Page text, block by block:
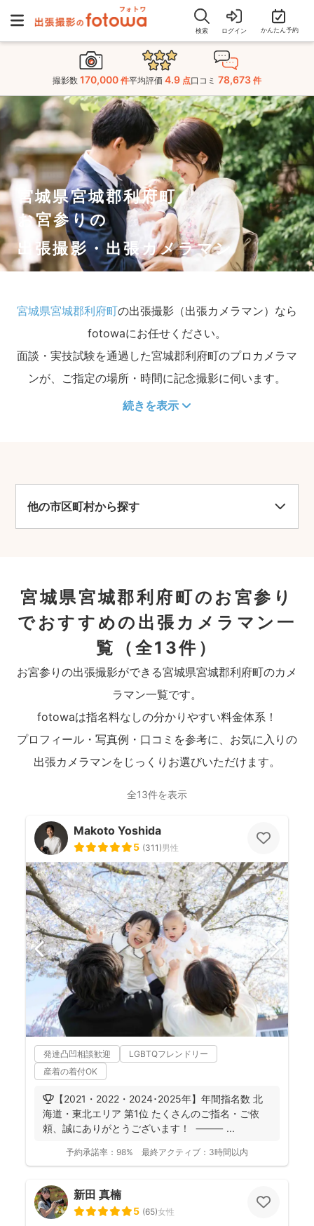
検索 ログイン かんたん予約
撮影数 170,000 件平均評価 4.9 点口コミ 78,673 件
宮城県宮城郡利府町
お宮参りの
出張撮影・出張カメラマン
宮城県宮城郡利府町の出張撮影（出張カメラマン）なら
fotowaにお任せください。
面談・実技試験を通過した宮城郡利府町のプロカメラマ
ンが、ご指定の場所・時間に記念撮影に伺います。
続きを表示
他の市区町村から探す
宮城県宮城郡利府町のお宮参り
でおすすめの出張カメラマン一
覧
（全13件）
お宮参りの出張撮影ができる宮城県宮城郡利府町のカメ
ラマン一覧です。
fotowaは指名料なしの分かりやすい料金体系！
プロフィール・写真例・口コミを参考に、お気に入りの
出張カメラマンをじっくりお選びいただけます。
全13件を表示
Makoto Yoshida
5 (311)男性
発達凸凹相談歓迎
LGBTQフレンドリー
産着の着付OK
🏆【2021・2022・2024･2025年】年間指名数 北
海道・東北エリア 第1位 たくさんのご指名・ご依
頼、誠にありがとうございます！ ⸻ ...
予約承諾率： 98% 最終アクティブ： 3時間以内
新田 真楠
5 (65)女性